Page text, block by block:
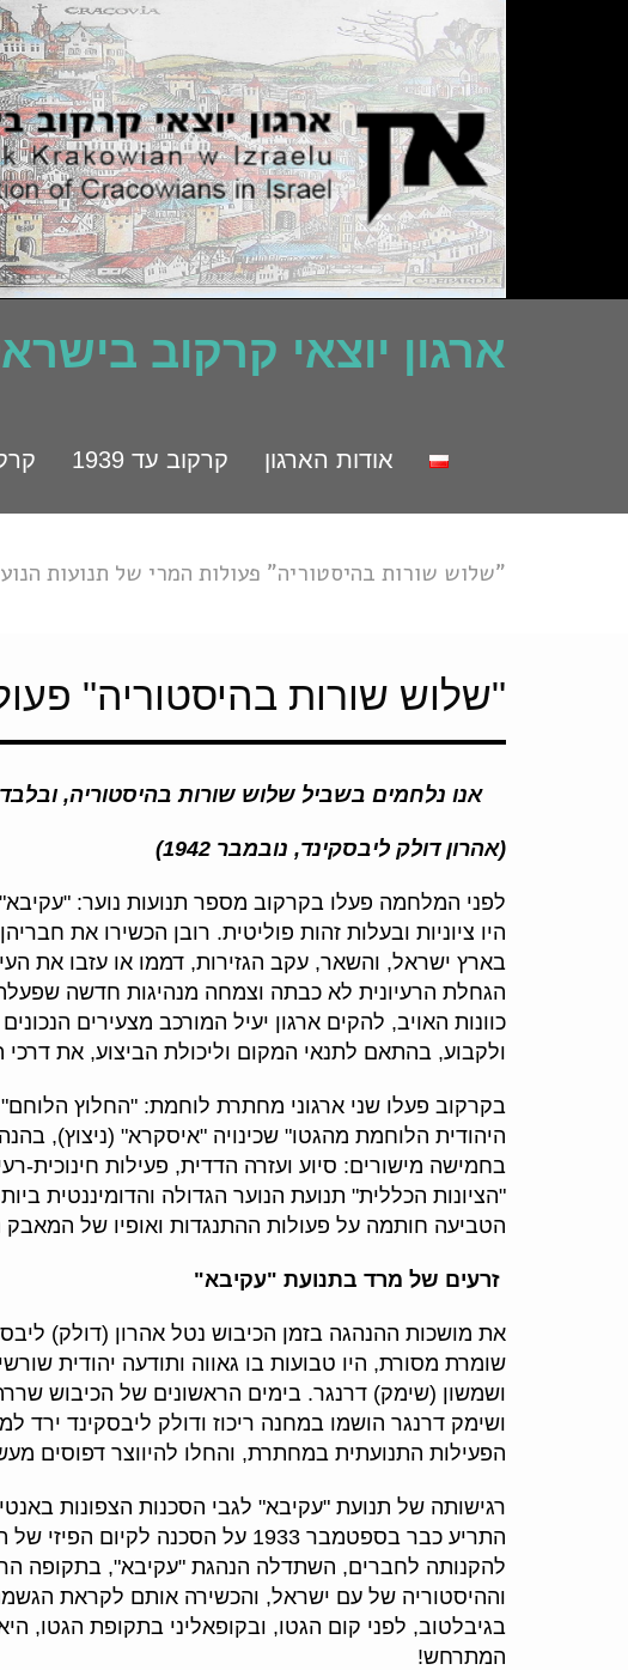
ארגון יוצאי קרקוב
אודות הארגון קרקוב עד 1939
"שלוש שורות בהיסטוריה" פעולות המרי של תנועות
"שלוש שורות בהיסטוריה"
אנו נלחמים בשביל שלוש שורות בהיסטוריה,
(אהרון דולק ליבסקינד, נובמבר 1942)
לפני המלחמה פעלו בקרקוב מספר תנועות נוער:
היו ציוניות ובעלות זהות פוליטית. רובן הכשירו את
בארץ ישראל, והשאר, עקב הגזירות, דממו או עזבו את
הגחלת הרעיונית לא כבתה וצמחה מנהיגות חדשה
כוונות האויב, להקים ארגון יעיל המורכב מצעירים
ולקבוע, בהתאם לתנאי המקום וליכולת הביצוע, את
בקרקוב פעלו שני ארגוני מחתרת לוחמת: "החלוץ
היהודית הלוחמת מהגטו" שכינויה "איסקרא" (ניצוץ),
בחמישה מישורים: סיוע ועזרה הדדית, פעילות
"הציונות הכללית" תנועת הנוער הגדולה והדומיננטית
הטביעה חותמה על פעולות ההתנגדות ואופיו של המאבק
זרעים של מרד בתנועת "עקיבא"
את מושכות ההנהגה בזמן הכיבוש נטל אהרון (דולק)
שומרת מסורת, היו טבועות בו גאווה ותודעה יהודית
ושמשון (שימק) דרנגר. בימים הראשונים של הכיבוש
הפעילות התנועתית במחתרת, והחלו להיווצר דפוסים
רגישותה של תנועת "עקיבא" לגבי הסכנות הצפונות
התריע כבר בספטמבר 1933 על
להקנותה לחברים, השתדלה הנהגת "עקיבא", בתקופה
וההיסטוריה של עם ישראל, והכשירה אותם לקראת
בגיבלטוב, לפני קום הגטו, ובקופאליני בתקופת הגטו,
המתרחש!